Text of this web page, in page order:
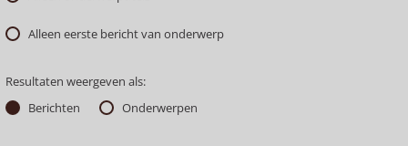
Alleen eerste bericht van onderwerp
Resultaten weergeven als:
Berichten
Onderwerpen